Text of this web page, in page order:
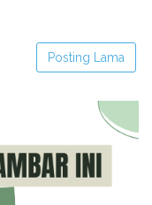
Posting Lama